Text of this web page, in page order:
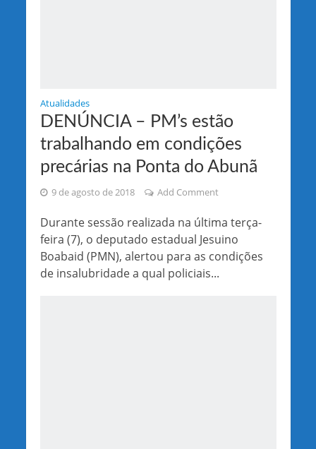
Atualidades
DENÚNCIA – PM’s estão
trabalhando em condições
precárias na Ponta do Abunã
9 de agosto de 2018 Add Comment
Durante sessão realizada na última terça-
feira (7), o deputado estadual Jesuino
Boabaid (PMN), alertou para as condições
de insalubridade a qual policiais...